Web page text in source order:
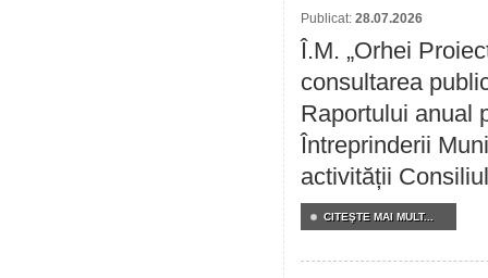
Publicat: 28.07.2026
Î.M. „Orhei
consultarea
Raportului anual
Întreprinderii
activității
CITEŞTE MAI MULT...